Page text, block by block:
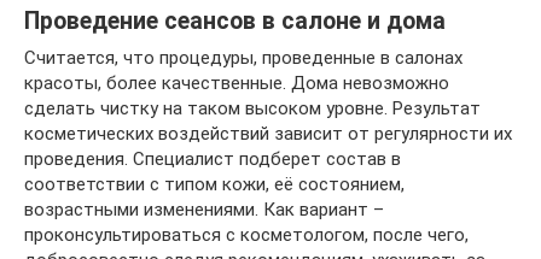
Проведение сеансов в салоне и дома
Считается, что процедуры, проведенные в салонах
красоты, более качественные. Дома невозможно
сделать чистку на таком высоком уровне. Результат
косметических воздействий зависит от регулярности их
проведения. Специалист подберет состав в
соответствии с типом кожи, её состоянием,
возрастными изменениями. Как вариант –
проконсультироваться с косметологом, после чего,